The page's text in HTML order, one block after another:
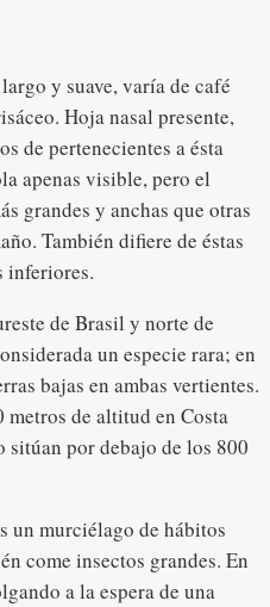
y suave, varía de café
Hoja nasal presente,
de pertenecientes a ésta
apenas visible, pero el
grandes y anchas que otras
También difiere de éstas
inferiores.
de Brasil y norte de
un especie rara; en
bajas en ambas vertientes.
metros de altitud en Costa
sitúan por debajo de los 800
un murciélago de hábitos
come insectos grandes. En
a la espera de una